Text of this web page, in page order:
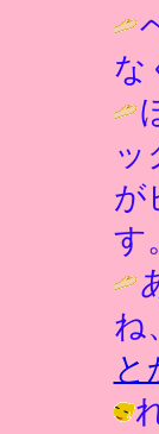
な
ッ
が
す
ね
と